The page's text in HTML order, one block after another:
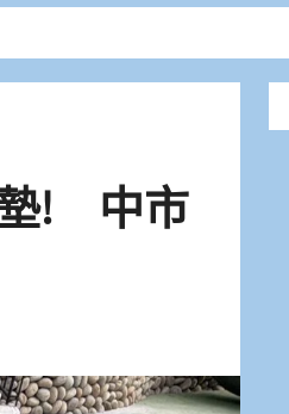
墊! 中市